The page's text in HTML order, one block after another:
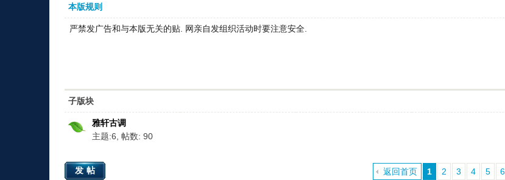
本版规则
严禁发广告和与本版无关的贴. 网亲自发组织活动时要注意安全.
子版块
雅轩古调
主题:6, 帖数: 90
1 2 3 4 5 6
返回首页
发帖